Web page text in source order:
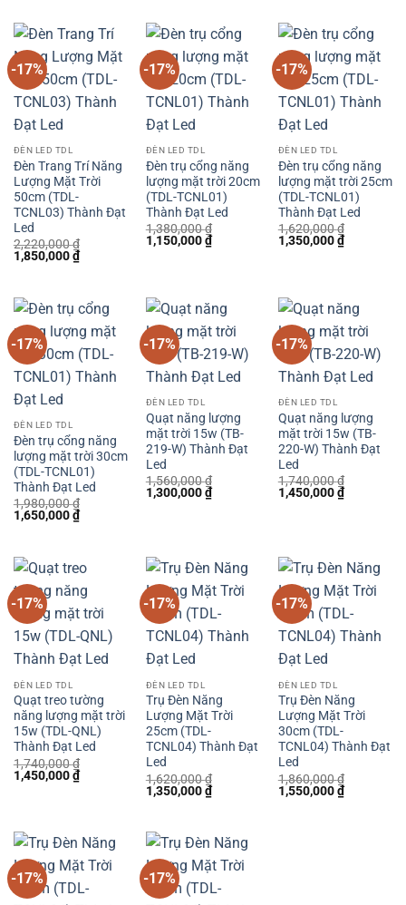
1,350,000 ₫.
1,550,000 ₫.
1,650,000
-17%
ĐÈN LED TDL
Đèn Trang Trí Năng
Lượng Mặt Trời
50cm (TDL-
TCNL03) Thành Đạt
Led
2,220,000₫
Giá
gốc
1,850,000₫Giá
hiện
1,850,000 ₫.
-17%
ĐÈN LED TDL
Đèn trụ cổng năng
lượng mặt trời 20cm
(TDL-TCNL01)
Thành Đạt Led
1,380,000₫
Giá
gốc
1,150,000₫Giá
hiện
-17%
ĐÈN LED TDL
Đèn trụ cổng năng
lượng mặt trời 25cm
(TDL-TCNL01)
Thành Đạt Led
1,620,000₫
Giá
gốc
1,350,000₫Giá
hiện
-17%
ĐÈN LED TDL
Đèn trụ cổng năng
lượng mặt trời 30cm
(TDL-TCNL01)
Thành Đạt Led
1,980,000₫
Giá
gốc
1,650,000₫Giá
hiện
1,650,000 ₫.
-17%
ĐÈN LED TDL
Quạt năng lượng
mặt trời 15w (TB-
219-W) Thành Đạt
Led
1,560,000₫
Giá
gốc
1,300,000₫Giá
hiện
-17%
ĐÈN LED TDL
Quạt năng lượng
mặt trời 15w (TB-
220-W) Thành Đạt
Led
1,740,000₫
Giá
gốc
1,450,000₫Giá
hiện
-17%
ĐÈN LED TDL
Quạt treo tường
năng lượng mặt trời
15w (TDL-QNL)
Thành Đạt Led
1,740,000₫
Giá
gốc
1,450,000₫Giá
hiện
-17%
ĐÈN LED TDL
Trụ Đèn Năng
Lượng Mặt Trời
25cm (TDL-
TCNL04) Thành Đạt
Led
1,620,000₫
Giá
gốc
1,350,000₫Giá
hiện
1,350,000 ₫.
-17%
ĐÈN LED TDL
Trụ Đèn Năng
Lượng Mặt Trời
30cm (TDL-
TCNL04) Thành Đạt
Led
1,860,000₫
Giá
gốc
1,550,000₫Giá
hiện
-17% -17%